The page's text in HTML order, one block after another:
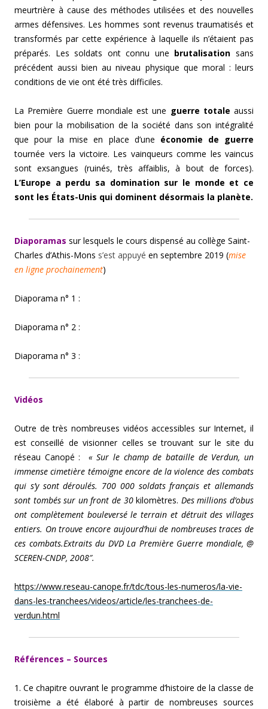
meurtrière à cause des méthodes utilisées et des nouvelles
armes défensives. Les hommes sont revenus traumatisés et
transformés par cette expérience à laquelle ils n’étaient pas
préparés. Les soldats ont connu une brutalisation sans
précédent aussi bien au niveau physique que moral : leurs
conditions de vie ont été très difficiles.
La Première Guerre mondiale est une guerre totale aussi
bien pour la mobilisation de la société dans son intégralité
que pour la mise en place d’une économie de guerre
tournée vers la victoire. Les vainqueurs comme les vaincus
sont exsangues (ruinés, très affaiblis, à bout de forces).
L’Europe a perdu sa domination sur le monde et ce
sont les États-Unis qui dominent désormais la planète.
Diaporamas sur lesquels le cours dispensé au collège Saint-
Charles d’Athis-Mons s’est appuyé en septembre 2019 (mise
en ligne prochainement)
Diaporama n° 1 :
Diaporama n° 2 :
Diaporama n° 3 :
Vidéos
Outre de très nombreuses vidéos accessibles sur Internet, il
est conseillé de visionner celles se trouvant sur le site du
réseau Canopé : « Sur le champ de bataille de Verdun, un
immense cimetière témoigne encore de la violence des combats
qui s’y sont déroulés. 700 000 soldats français et allemands
sont tombés sur un front de 30kilomètres. Des millions d’obus
ont complètement bouleversé le terrain et détruit des villages
entiers. On trouve encore aujourd’hui de nombreuses traces de
ces combats.Extraits du DVD La Première Guerre mondiale, @
SCEREN-CNDP, 2008″.
https://www.reseau-canope.fr/tdc/tous-les-numeros/la-vie-
dans-les-tranchees/videos/article/les-tranchees-de-
verdun.html
Références – Sources
1. Ce chapitre ouvrant le programme d’histoire de la classe de
troisième a été élaboré à partir de nombreuses sources